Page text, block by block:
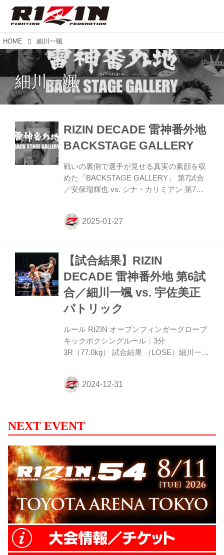
HOME 細川一颯
細川一颯
RIZIN DECADE 雷神番外地
BACKSTAGE GALLERY
戦いの裏側で選手が見せる真実の素顔を収
めた「BACKSTAGE GALLERY」 第7試合
／安保瑠輝也 vs. シナ・カリミアン 第7試
6試合／細川一颯 vs. 宇佐美正パトリック
第6試合／細川一颯 vs. 宇佐美正パトリック
智 vs. 三浦孝太 第4試合／冨澤大智 vs. 三
浦孝太11 第3試合／YURA vs. 朝久泰央 第3
試合／YURA vs. 朝久泰央12 第2試合／安
井飛馬 vs. 黒薔薇くん 第2試合／安井飛馬
vs. 黒薔薇く...
【試合結果】RIZIN
DECADE 雷神番外地 第6試
合／細川一颯 vs. 宇佐美正
パトリック
ルール RIZIN オープンフィンガーグローブ
キックボクシングルール：3分
3R（77.0kg） 試合結果 （LOSE）細川一颯
秒 TKO（レフェリーストップ） 入場
ROUND 1 1R、前に出た宇佐美は細川に圧
がとらえる。宇佐美はなお前に出るが、細
川は再びショートフックを当てる。
ROUND 2 2R、細川はロープ際に下がって
左右のミドル。宇佐美はこれに左右フック
を返し、そこからボディに右フック。鈍い
音を立てたこの一撃でダウンを奪う。立ち
上がった細川に宇...
NEXT EVENT